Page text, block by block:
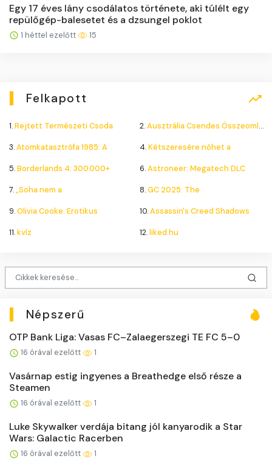
Egy 17 éves lány csodálatos története, aki túlélt egy
repülőgép-balesetet és a dzsungel poklot
1 héttel ezelőtt 15
Felkapott
1.Rejtett Természeti Csoda 2.Ausztrália Csendes Összeomlása
3.Atomkatasztrófa 1985: A 4.Kétszeresére nőhet a
5.Borderlands 4: 300.000+ 6.Astroneer: Megatech DLC
7.„Soha nem a 8.GC 2025: The
9.Olivia Cooke: Erotikus 10.Assassin's Creed Shadows
11.kvíz 12.liked.hu
Népszerű
OTP Bank Liga: Vasas FC–Zalaegerszegi TE FC 5–0
16 órával ezelőtt 1
Vasárnap estig ingyenes a Breathedge első része a
Steamen
16 órával ezelőtt 1
Luke Skywalker verdája bitang jól kanyarodik a Star
Wars: Galactic Racerben
16 órával ezelőtt 1